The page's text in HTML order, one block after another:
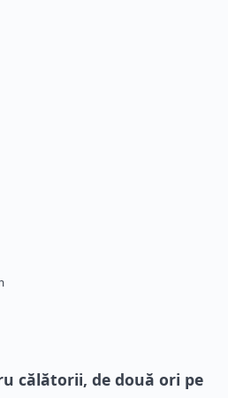
călătorii, de două ori pe